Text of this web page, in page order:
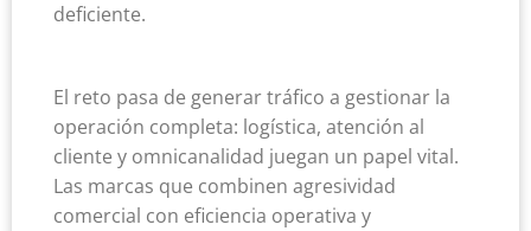
deficiente.
El reto pasa de generar tráfico a gestionar la
operación completa: logística, atención al
cliente y omnicanalidad juegan un papel vital.
Las marcas que combinen agresividad
comercial con eficiencia operativa y